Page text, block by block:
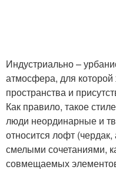
Индустриально –
атмосфера, для
пространства и
Как правило, такое
люди неординарные и
относится лофт
смелыми сочетаниями,
совмещаемых